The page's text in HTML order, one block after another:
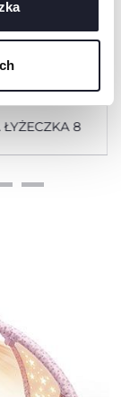
plików
8